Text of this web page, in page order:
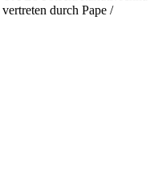
vertreten durch Pape /